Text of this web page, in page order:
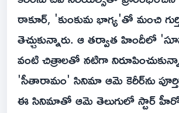
ఠాకూర్, 'కుంకుమ భాగ్య'తో మంచి
తెచ్చుకున్నారు. ఆ తర్వాత హిందీలో
వంటి చిత్రాలతో నటిగా
'సీతారామం' సినిమా ఆమె కెరీర్‌ను
ఈ సినిమాతో ఆమె తెలుగులో స్టార్